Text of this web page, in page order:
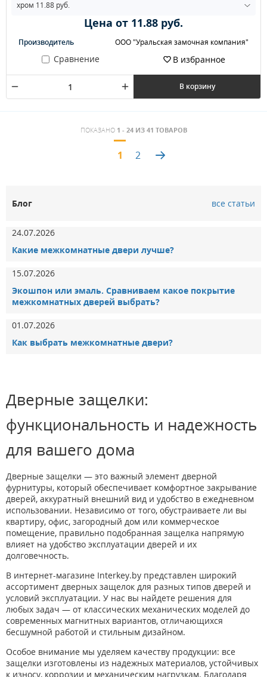
Цена от 11.88 руб.
Производитель ООО "Уральская замочная компания"
Сравнение В избранное
В корзину
ПОКАЗАНО 1 - 24 ИЗ 41 ТОВАРОВ
1 2
Блог все статьи
24.07.2026
Какие межкомнатные двери лучше?
15.07.2026
Экошпон или эмаль. Сравниваем какое покрытие
межкомнатных дверей выбрать?
01.07.2026
Как выбрать межкомнатные двери?
Дверные защелки:
функциональность и надежность
для вашего дома
Дверные защелки — это важный элемент дверной
фурнитуры, который обеспечивает комфортное закрывание
дверей, аккуратный внешний вид и удобство в ежедневном
использовании. Независимо от того, обустраиваете ли вы
квартиру, офис, загородный дом или коммерческое
помещение, правильно подобранная защелка напрямую
влияет на удобство эксплуатации дверей и их
долговечность.
В интернет-магазине Interkey.by представлен широкий
ассортимент дверных защелок для разных типов дверей и
условий эксплуатации. У нас вы найдете решения для
любых задач — от классических механических моделей до
современных магнитных вариантов, отличающихся
бесшумной работой и стильным дизайном.
Особое внимание мы уделяем качеству продукции: все
защелки изготовлены из надежных материалов, устойчивых
к износу, коррозии и механическим нагрузкам. Благодаря